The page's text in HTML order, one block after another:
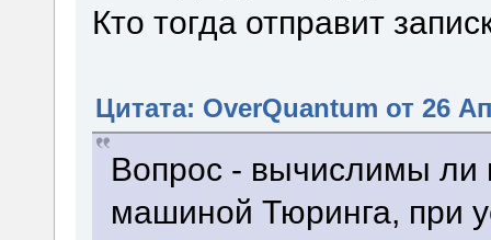
Кто тогда отправит
Цитата: OverQuantum от 26
Вопрос - вычислимы ли
машиной Тюринга, при